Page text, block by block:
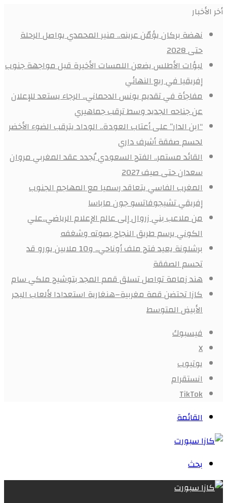
أخر الأخبار
نهضة بركان يؤمّن عرينه.. منير المحمدي يواصل الرحلة
حتى 2028
لبؤات الأطلس يضعن اللمسات الأخيرة قبل مواجهة جنوب
إفريقيا في ربع النهائي
مفاجأة في تقديم يونس الدحماني.. الرجاء يستعد للإعلان
عن جناحه الجديد وسط ترقب جماهيري
“ابن الدار” على أعتاب العودة.. الوداد يترقب الضوء الأخضر
لحسم صفقة أشرف داري
القائد مستمر.. الفتح السعودي يُجدد عقد المغربي مروان
سعدان حتى صيف 2027
المغرب الفاسي يتعاقد رسميا مع المهاجم الجنوب
إفريقي تشيجوفاتسو جون ماباسا
من ملاعب بني زروال إلى عالم الإعلام الرياضي..علي
الكوني يرسم طريق النجاح بصوته وشغفه
برشلونة يعيد فتح ملف أوناحي.. و10 ملايين يورو قد
تحسم الصفقة
هند زمامة تواصل تسلق قمم المجد بتوشيح ملكي سام
كازا تحتضن قمة مغربية–هنغارية استعدادا لألعاب البحر
الأبيض المتوسط
فيسبوك
X
يوتيوب
انستقرام
‫TikTok
القائمة
بحث